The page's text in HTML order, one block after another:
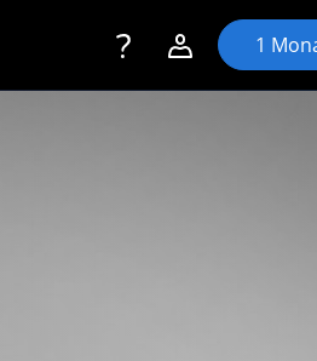
Toggle navigation
Account 1